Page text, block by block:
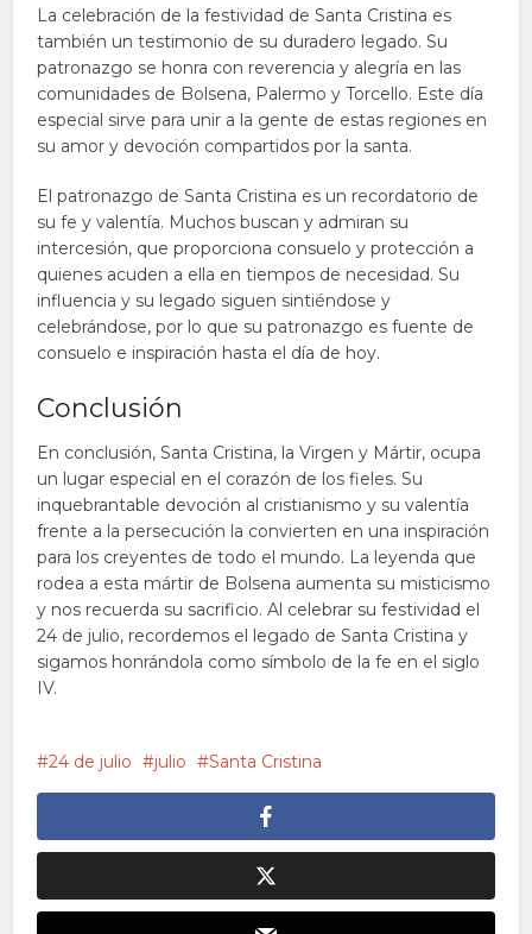
La celebración de la festividad de Santa Cristina es
también un testimonio de su duradero legado. Su
patronazgo se honra con reverencia y alegría en las
comunidades de Bolsena, Palermo y Torcello. Este día
especial sirve para unir a la gente de estas regiones en
su amor y devoción compartidos por la santa.
El patronazgo de Santa Cristina es un recordatorio de
su fe y valentía. Muchos buscan y admiran su
intercesión, que proporciona consuelo y protección a
quienes acuden a ella en tiempos de necesidad. Su
influencia y su legado siguen sintiéndose y
celebrándose, por lo que su patronazgo es fuente de
consuelo e inspiración hasta el día de hoy.
Conclusión
En conclusión, Santa Cristina, la Virgen y Mártir, ocupa
un lugar especial en el corazón de los fieles. Su
inquebrantable devoción al cristianismo y su valentía
frente a la persecución la convierten en una inspiración
para los creyentes de todo el mundo. La leyenda que
rodea a esta mártir de Bolsena aumenta su misticismo
y nos recuerda su sacrificio. Al celebrar su festividad el
24 de julio, recordemos el legado de Santa Cristina y
sigamos honrándola como símbolo de la fe en el siglo
IV.
24 de julio julio Santa Cristina